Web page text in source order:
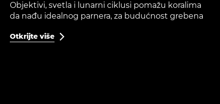
Objektivi, svetla i lunarni ciklusi pomažu koralima
da nađu idealnog parnera, za budućnost grebena
Otkrijte više 